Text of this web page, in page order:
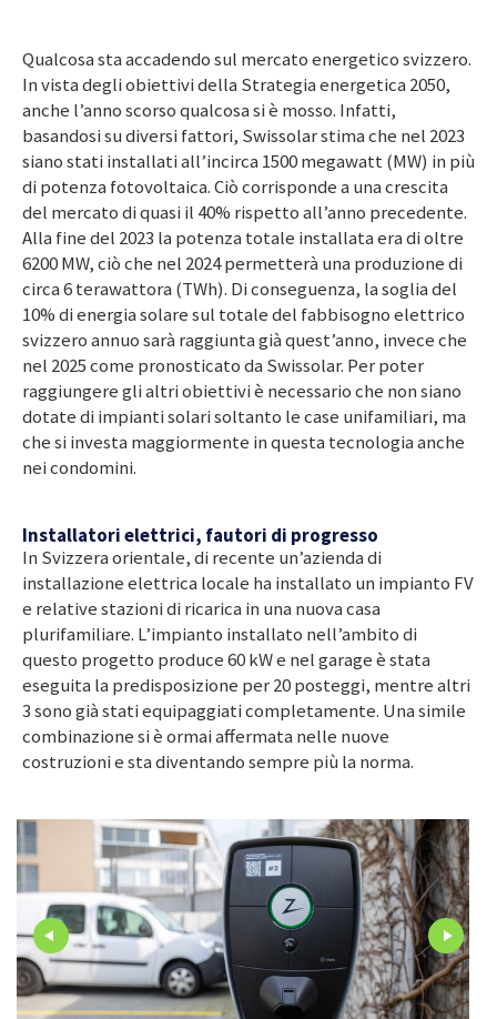
Qualcosa sta accadendo sul mercato energetico svizzero.
In vista degli obiettivi della Strategia energetica 2050,
anche l’anno scorso qualcosa si è mosso. Infatti,
basandosi su diversi fattori, Swissolar stima che nel 2023
siano stati installati all’incirca 1500 megawatt (MW) in più
di potenza fotovoltaica. Ciò corrisponde a una crescita
del mercato di quasi il 40% rispetto all’anno precedente.
Alla fine del 2023 la potenza totale installata era di oltre
6200 MW, ciò che nel 2024 permetterà una produzione di
circa6 terawattora (TWh). Di conseguenza, la soglia del
10% di energia solare sul totale del fabbisogno elettrico
svizzero annuo sarà raggiunta già quest’anno, invece che
nel 2025 come pronosticato da Swissolar. Per poter
raggiungere gli altri obiettivi è necessario che non siano
dotate di impianti solari soltanto le case unifamiliari, ma
che si investa maggiormente in questa tecnologia anche
nei condomini.
Installatori elettrici, fautori di progresso
In Svizzera orientale, di recente un’azienda di
installazione elettrica locale ha installato un impianto FV
e relative stazioni di ricarica in una nuova casa
plurifamiliare. L’impianto installato nell’ambito di
questo progetto produce 60 kWe nel garage è stata
eseguita la predisposizione per 20 posteggi, mentre altri
3 sono già stati equipaggiati completamente. Una simile
combinazione si è ormai affermata nelle nuove
costruzioni e sta diventando sempre più la norma.